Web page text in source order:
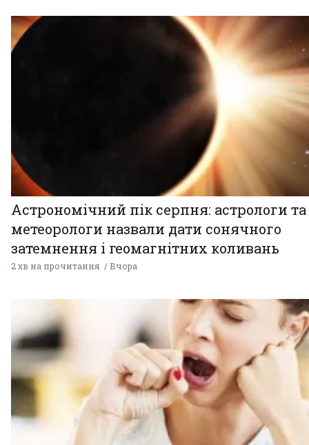
Астрономічний пік серпня: астрологи та
метеорологи назвали дати сонячного
затемнення і геомагнітних коливань
2 хв на прочитання Вчора